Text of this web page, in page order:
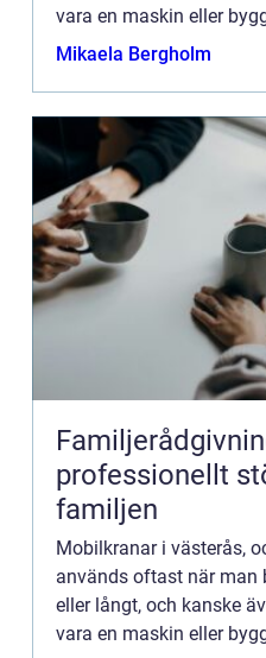
vara en maskin eller
Mikaela Bergholm
professionellt
familjen
Mobilkranar i västerås,
används oftast när man
eller långt, och kanske
vara en maskin eller